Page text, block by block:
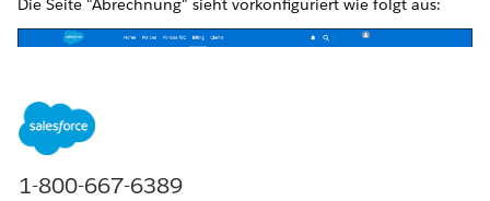
Die Seite "Abrechnung" sieht vorkonfiguriert wie folgt aus:
1-800-667-6389